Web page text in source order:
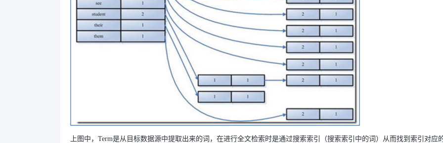
上图中，Term是从目标数据源中提取出来的词，在进行全文检索时是通过搜索索引（搜索索引中的词）从而找到索引对应
线上